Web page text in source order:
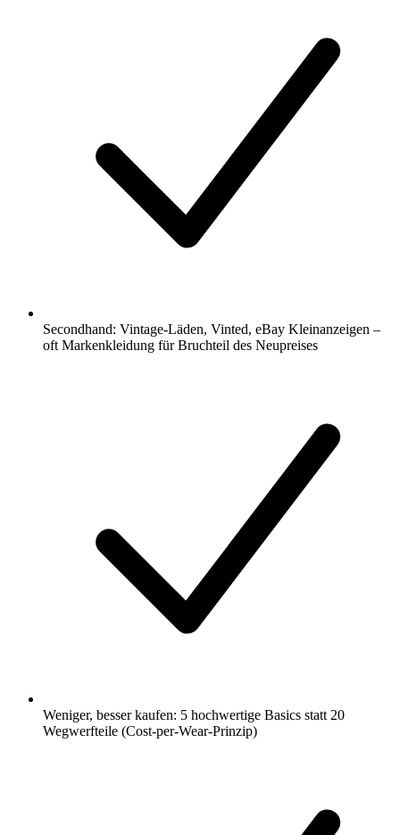
Secondhand: Vintage-Läden, Vinted, eBay Kleinanzeigen –
oft Markenkleidung für Bruchteil des Neupreises
Weniger, besser kaufen: 5 hochwertige Basics statt 20
Wegwerfteile (Cost-per-Wear-Prinzip)